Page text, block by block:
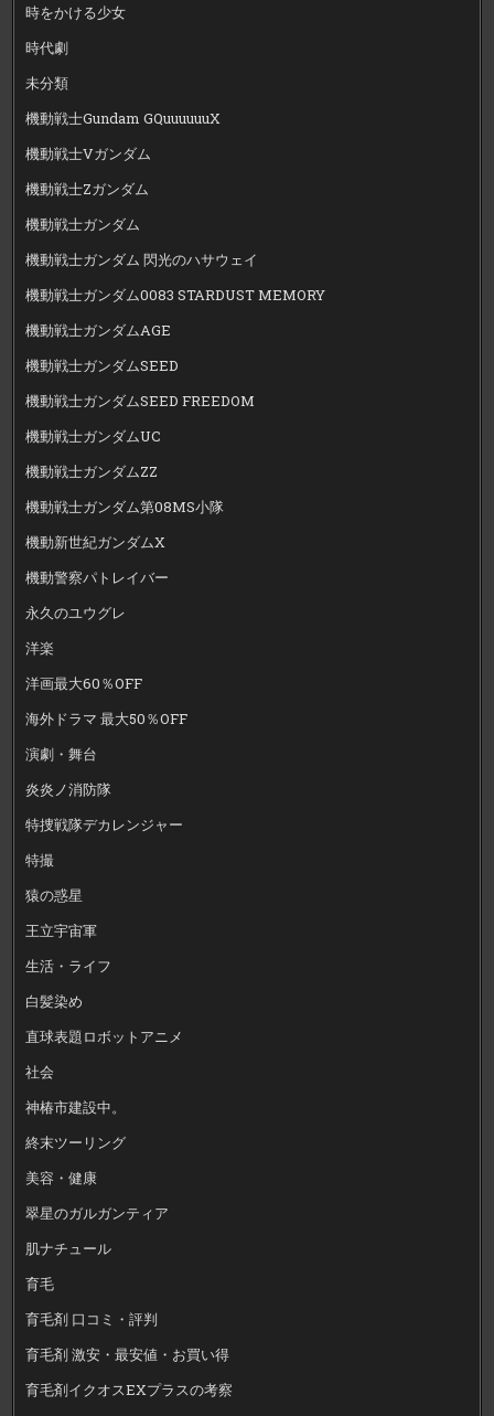
時をかける少女
時代劇
未分類
機動戦士Gundam GQuuuuuuX
機動戦士Vガンダム
機動戦士Zガンダム
機動戦士ガンダム
機動戦士ガンダム 閃光のハサウェイ
機動戦士ガンダム0083 STARDUST MEMORY
機動戦士ガンダムAGE
機動戦士ガンダムSEED
機動戦士ガンダムSEED FREEDOM
機動戦士ガンダムUC
機動戦士ガンダムZZ
機動戦士ガンダム第08MS小隊
機動新世紀ガンダムX
機動警察パトレイバー
永久のユウグレ
洋楽
洋画最大60％OFF
海外ドラマ 最大50％OFF
演劇・舞台
炎炎ノ消防隊
特捜戦隊デカレンジャー
特撮
猿の惑星
王立宇宙軍
生活・ライフ
白髪染め
直球表題ロボットアニメ
社会
神椿市建設中。
終末ツーリング
美容・健康
翠星のガルガンティア
肌ナチュール
育毛
育毛剤 口コミ・評判
育毛剤 激安・最安値・お買い得
育毛剤イクオスEXプラスの考察